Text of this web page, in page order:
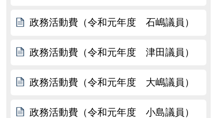
政務活動費（令和元年度 石嶋議員）
政務活動費（令和元年度 津田議員）
政務活動費（令和元年度 大嶋議員）
政務活動費（令和元年度 小島議員）